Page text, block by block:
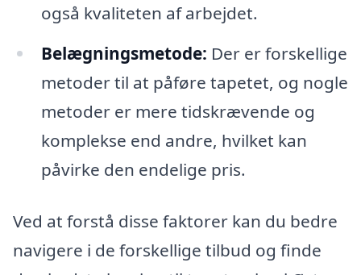
også kvaliteten af arbejdet.
Belægningsmetode: Der er forskellige
metoder til at påføre tapetet, og nogle
metoder er mere tidskrævende og
komplekse end andre, hvilket kan
påvirke den endelige pris.
Ved at forstå disse faktorer kan du bedre
navigere i de forskellige tilbud og finde